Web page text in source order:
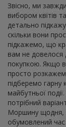
Звісно, ми
вибором квітів
детально
скільки вони
підкажемо, що
вам не довелося
покупкою. Якщо
просто
підберемо
майбутньої
потрібний
Моршину щодня,
обумовлений